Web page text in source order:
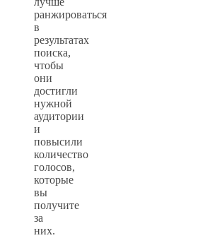
ранжироваться
в
результатах
поиска,
чтобы
они
достигли
нужной
аудитории
и
повысили
количество
голосов,
которые
вы
получите
за
них.